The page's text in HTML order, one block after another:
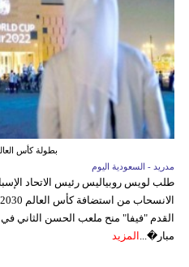
بطولة كأس
مدريد - السعودية اليوم
طلب لويس روبياليس رئيس الاتحاد
القدم "فيفا" منح ملعب الحسن الثاني في
مبار�...
المزيد